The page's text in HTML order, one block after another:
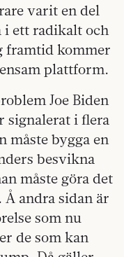
varit en del
i ett radikalt och
framtid kommer
plattform.
Joe Biden
signalerat i flera
måste bygga en
besvikna
måste göra det
andra sidan är
som nu
de som kan